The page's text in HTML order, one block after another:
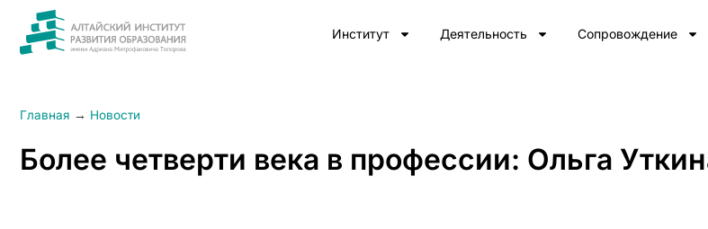
Институт Деятельность Сопровождение
Главная → Новости
Более четверти века в профессии: Ольга